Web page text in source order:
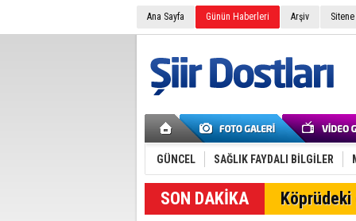
Ana Sayfa Günün Haberleri Arşiv
GÜNCEL SAĞLIK FAYDALI BİLGİLER
SON DAKİKA Köprüdeki